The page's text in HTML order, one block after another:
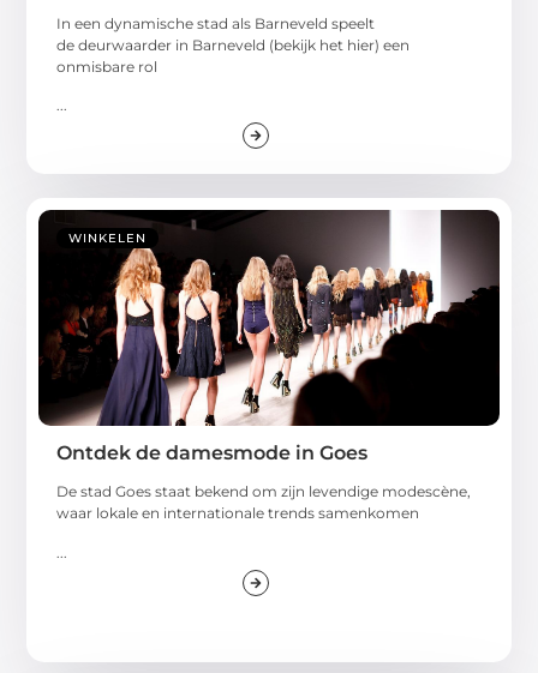
In een dynamische stad als Barneveld speelt
de deurwaarder in Barneveld (bekijk het hier) een
onmisbare rol
...
WINKELEN
Ontdek de damesmode in Goes
De stad Goes staat bekend om zijn levendige modescène,
waar lokale en internationale trends samenkomen